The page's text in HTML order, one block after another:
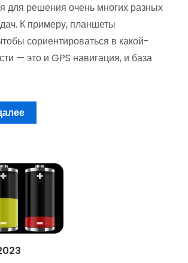
для решения очень многих разных
К примеру, планшеты
сориентироваться в какой-
— это и GPS навигация, и база